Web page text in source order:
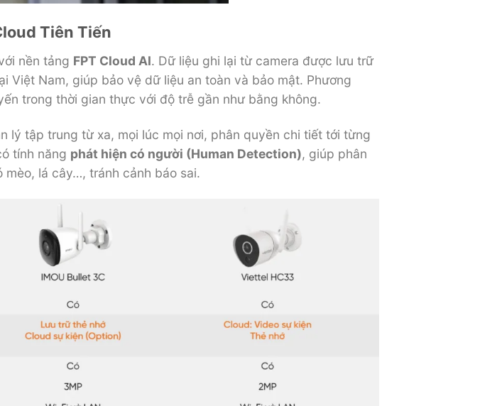
Tiên Tiến
nền tảng FPT Cloud AI. Dữ liệu ghi lại từ camera được lưu trữ
Việt Nam, giúp bảo vệ dữ liệu an toàn và bảo mật. Phương
trong thời gian thực với độ trễ gần như bằng không.
lý tập trung từ xa, mọi lúc mọi nơi, phân quyền chi tiết tới từng
tính năng phát hiện có người (Human Detection), giúp phân
lá cây…, tránh cảnh báo sai.